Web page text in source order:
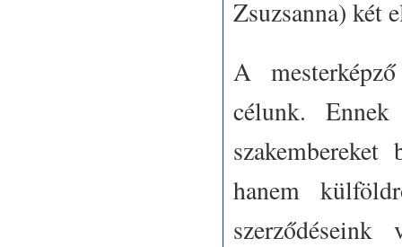
Zsuzsanna) két
A
célunk.
hanem